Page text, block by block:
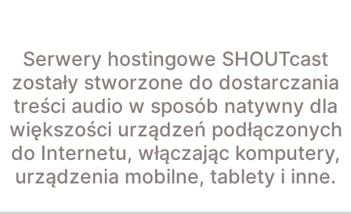
Serwery hostingowe SHOUTcast
zostały stworzone do dostarczania
treści audio w sposób natywny dla
większości urządzeń podłączonych
do Internetu, włączając komputery,
urządzenia mobilne, tablety i inne.